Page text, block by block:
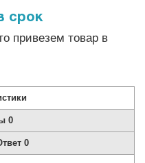
срок
привезем товар в
0
0